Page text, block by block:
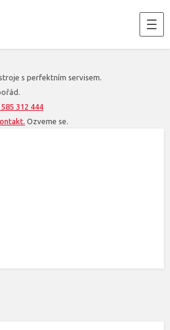
s perfektním servisem.
312 444
Ozveme se.